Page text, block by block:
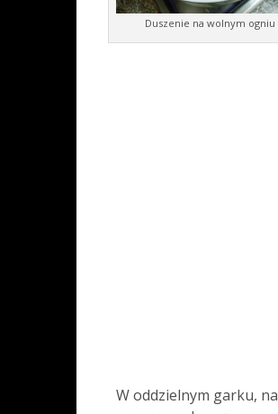
Duszenie na wolnym ogniu
W oddzielnym garku, na